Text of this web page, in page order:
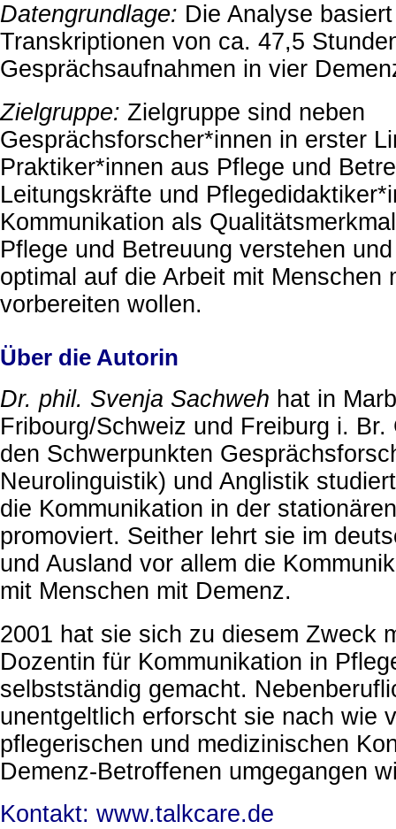
Datengrundlage: Die Analyse
Transkriptionen von ca. 47,5
Gesprächsaufnahmen in vier
Zielgruppe: Zielgruppe sind neben
Gesprächsforscher*innen in erster
Praktiker*innen aus Pflege und
Leitungskräfte und
Kommunikation als
Pflege und Betreuung verstehen
optimal auf die Arbeit mit Menschen
vorbereiten wollen.
Über die Autorin
Dr. phil. Svenja Sachweh hat in
Fribourg/Schweiz und Freiburg i. Br.
den Schwerpunkten
Neurolinguistik) und Anglistik
die Kommunikation in der
promoviert. Seither lehrt sie im
und Ausland vor allem die
mit Menschen mit Demenz.
2001 hat sie sich zu diesem Zweck
Dozentin für Kommunikation in
selbstständig gemacht.
unentgeltlich erforscht sie nach wie
pflegerischen und medizinischen
Demenz-Betroffenen umgegangen
Kontakt: www.talkcare.de